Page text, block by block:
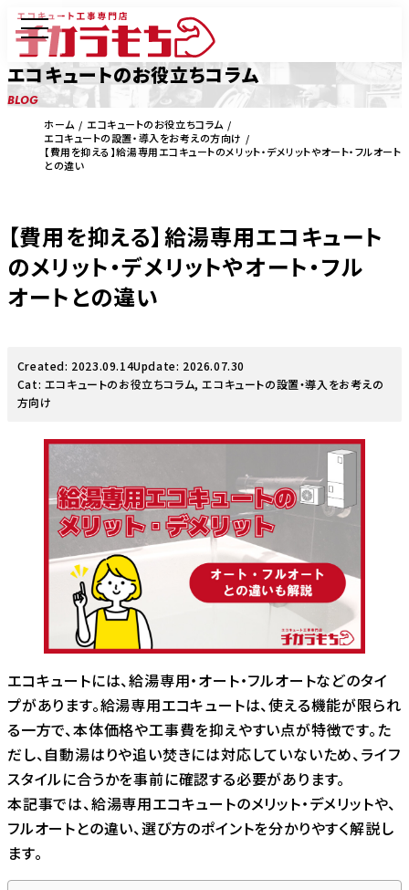
エコキュートのお役立ちコラム
BLOG
ホーム
エコキュートのお役立ちコラム
エコキュートの設置・導入をお考えの方向け
【費用を抑える】給湯専用エコキュートのメリット・デメリットやオート・フルオート
との違い
【費用を抑える】給湯専用エコキュート
のメリット・デメリットやオート・フル
オートとの違い
Created: 2023.09.14Update: 2026.07.30
Cat: エコキュートのお役立ちコラム,エコキュートの設置・導入をお考えの
方向け
エコキュートには、給湯専用・オート・フルオートなどのタイ
プがあります。給湯専用エコキュートは、使える機能が限られ
る一方で、本体価格や工事費を抑えやすい点が特徴です。た
だし、自動湯はりや追い焚きには対応していないため、ライフ
スタイルに合うかを事前に確認する必要があります。
本記事では、給湯専用エコキュートのメリット・デメリットや、
フルオートとの違い、選び方のポイントを分かりやすく解説し
ます。